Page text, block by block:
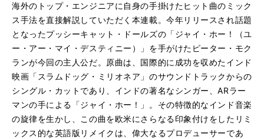
海外のトップ・エンジニアに自身の手掛けたヒット曲のミック
ス手法を直接解説していただく本連載。今年リリースされ話題
となったプッシーキャット・ドールズの「ジャイ・ホー！（ユ
ー・アー・マイ・デスティニー）」を手がけたピーター・モク
ランが今回の主人公だ。原曲は、国際的に成功を収めたインド
映画「スラムドッグ・ミリオネア」のサウンドトラックからの
シングル・カットであり、インドの著名なシンガー、ARラー
マンの手による「ジャイ・ホー！」。その特徴的なインド音楽
の旋律を生かし、この曲を欧米にさらなる印象付けをしたリミ
ックス的な英語版リメイクは、偉大なるプロデューサーであ